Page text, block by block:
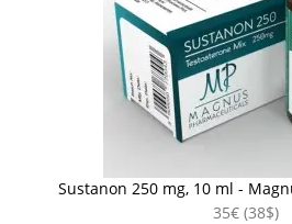
Sustanon 250 mg, 10 ml -
35€ (38$)